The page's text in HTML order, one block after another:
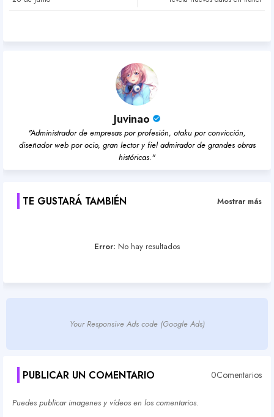
Juvinao
"Administrador de empresas por profesión, otaku por convicción,
diseñador web por ocio, gran lector y fiel admirador de grandes obras
históricas."
TE GUSTARÁ TAMBIÉN Mostrar más
Error: No hay resultados
Your Responsive Ads code (Google Ads)
PUBLICAR UN COMENTARIO 0Comentarios
Puedes publicar imagenes y vídeos en los comentarios.